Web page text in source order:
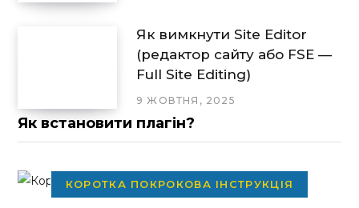
Як вимкнути Site Editor
(редактор сайту або FSE —
Full Site Editing)
9 ЖОВТНЯ, 2025
Як встановити плагін?
КОРОТКА ПОКРОКОВА ІНСТРУКЦІЯ